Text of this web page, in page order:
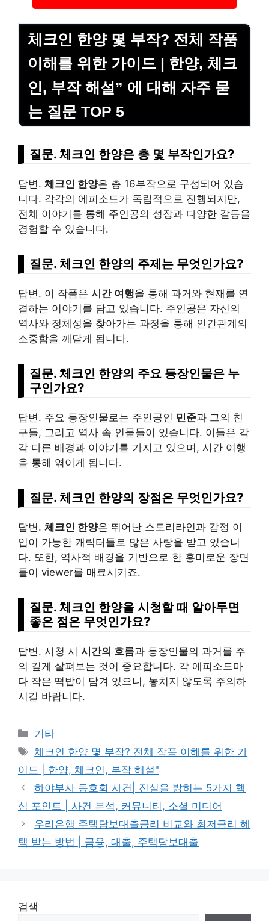
체크인 한양 몇 부작? 전체 작품
이해를 위한 가이드 | 한양, 체크
인, 부작 해설” 에 대해 자주 묻
는 질문 TOP 5
질문. 체크인 한양은 총 몇 부작인가요?
답변. 체크인 한양은 총 16부작으로 구성되어 있습
니다. 각각의 에피소드가 독립적으로 진행되지만,
전체 이야기를 통해 주인공의 성장과 다양한 갈등을
경험할 수 있습니다.
질문. 체크인 한양의 주제는 무엇인가요?
답변. 이 작품은 시간 여행을 통해 과거와 현재를 연
결하는 이야기를 담고 있습니다. 주인공은 자신의
역사와 정체성을 찾아가는 과정을 통해 인간관계의
소중함을 깨닫게 됩니다.
질문. 체크인 한양의 주요 등장인물은 누
구인가요?
답변. 주요 등장인물로는 주인공인 민준과 그의 친
구들, 그리고 역사 속 인물들이 있습니다. 이들은 각
각 다른 배경과 이야기를 가지고 있으며, 시간 여행
을 통해 엮이게 됩니다.
질문. 체크인 한양의 장점은 무엇인가요?
답변. 체크인 한양은 뛰어난 스토리라인과 감정 이
입이 가능한 캐릭터들로 많은 사랑을 받고 있습니
다. 또한, 역사적 배경을 기반으로 한 흥미로운 장면
들이 viewer를 매료시키죠.
질문. 체크인 한양을 시청할 때 알아두면
좋은 점은 무엇인가요?
답변. 시청 시 시간의 흐름과 등장인물의 과거를 주
의 깊게 살펴보는 것이 중요합니다. 각 에피소드마
다 작은 떡밥이 담겨 있으니, 놓치지 않도록 주의하
시길 바랍니다.
Categories
기타
Tags
체크인 한양 몇 부작? 전체 작품 이해를 위한 가
이드 | 한양, 체크인, 부작 해설"
하야부사 동호회 사건| 진실을 밝히는 5가지 핵
심 포인트 | 사건 분석, 커뮤니티, 소셜 미디어
우리은행 주택담보대출금리 비교와 최저금리 혜
택 받는 방법 | 금융, 대출, 주택담보대출
검색